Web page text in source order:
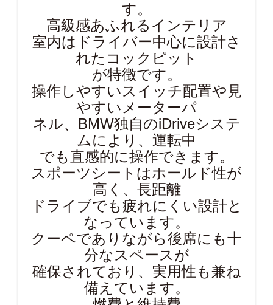
す。
高級感あふれるインテリア
室内はドライバー中心に設計さ
れたコックピット
が特徴です。
操作しやすいスイッチ配置や見
やすいメーターパ
ネル、BMW独自のiDriveシステ
ムにより、運転中
でも直感的に操作できます。
スポーツシートはホールド性が
高く、長距離
ドライブでも疲れにくい設計と
なっています。
クーペでありながら後席にも十
分なスペースが
確保されており、実用性も兼ね
備えています。